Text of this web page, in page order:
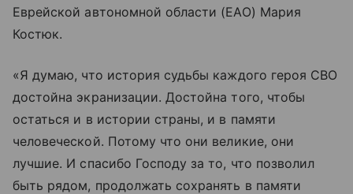
Еврейской автономной области (ЕАО) Мария
Костюк.
«Я думаю, что история судьбы каждого героя СВО
достойна экранизации. Достойна того, чтобы
остаться и в истории страны, и в памяти
человеческой. Потому что они великие, они
лучшие. И спасибо Господу за то, что позволил
быть рядом, продолжать сохранять в памяти